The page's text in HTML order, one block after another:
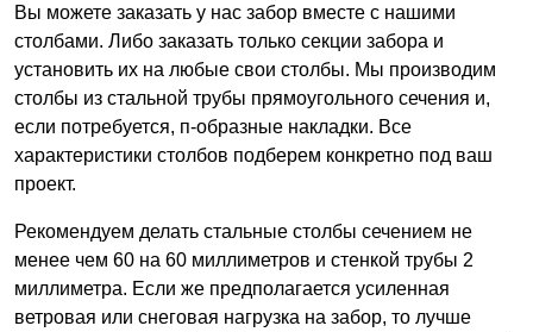
Вы можете заказать у нас забор вместе с нашими
столбами. Либо заказать только секции забора и
установить их на любые свои столбы. Мы производим
столбы из стальной трубы прямоугольного сечения и,
если потребуется, п-образные накладки. Все
характеристики столбов подберем конкретно под ваш
проект.
Рекомендуем делать стальные столбы сечением не
менее чем 60 на 60 миллиметров и стенкой трубы 2
миллиметра. Если же предполагается усиленная
ветровая или снеговая нагрузка на забор, то лучше